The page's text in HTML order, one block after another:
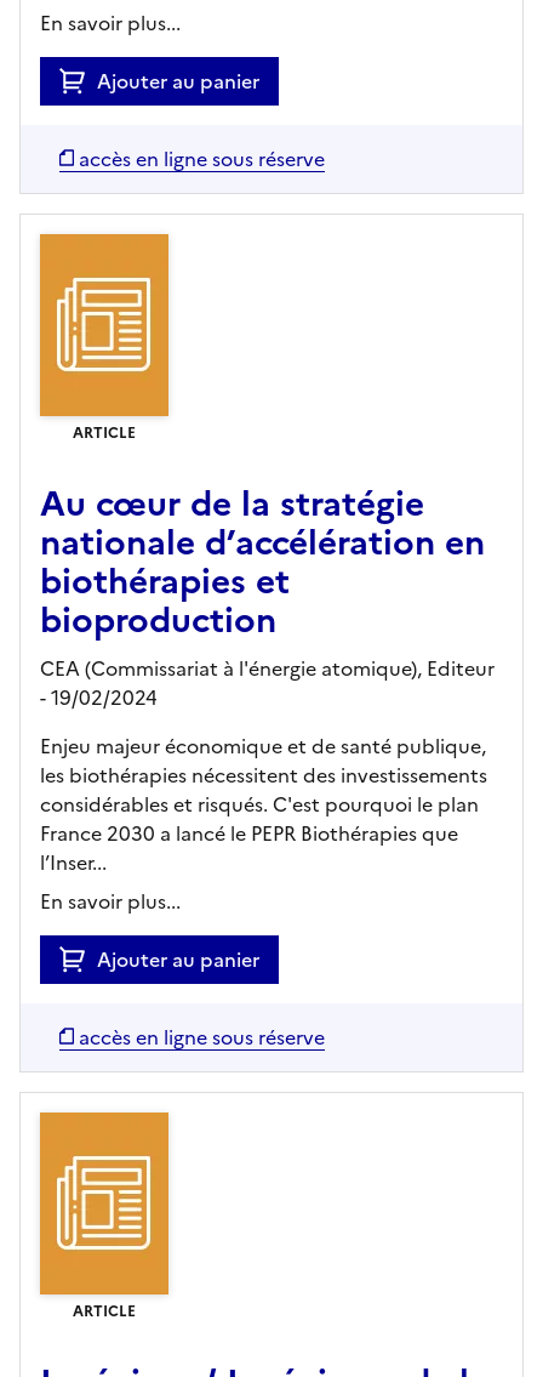
En savoir plus...
Ajouter au panier
accès en ligne sous réserve
ARTICLE
Au cœur de la stratégie
nationale d’accélération en
biothérapies et
bioproduction
CEA (Commissariat à l'énergie atomique), Editeur
- 19/02/2024
Enjeu majeur économique et de santé publique,
les biothérapies nécessitent des investissements
considérables et risqués. C'est pourquoi le plan
France 2030 a lancé le PEPR Biothérapies que
l’Inser...
En savoir plus...
Ajouter au panier
accès en ligne sous réserve
ARTICLE